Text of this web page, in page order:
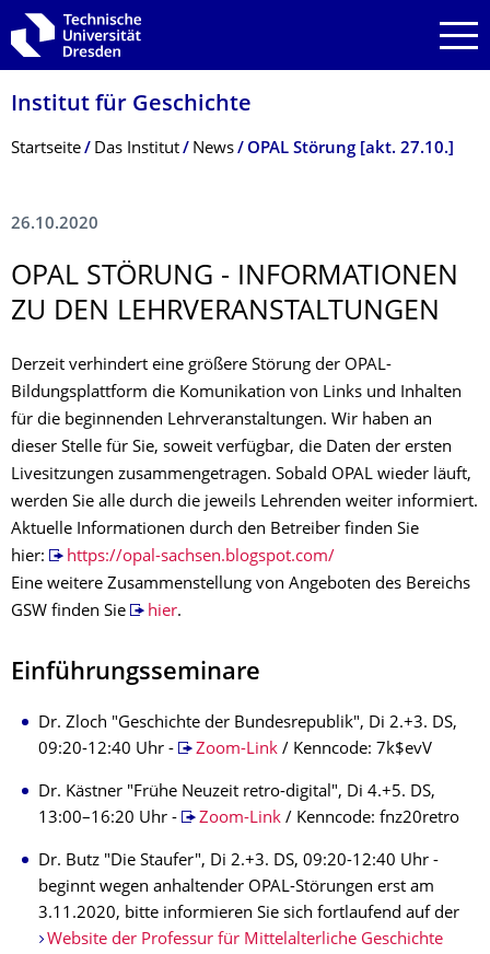
Zur Hauptnavigation springen
Zur Suche springen
Zum Inhalt springen
Institut für Geschichte
Breadcrumb-Menü
Startseite Das Institut News OPAL Störung [akt. 27.10.]
26.10.2020
OPAL STÖRUNG - INFORMATIONEN
ZU DEN LEHRVERANSTAL­TUNGEN
Derzeit verhindert eine größere Störung der OPAL-
Bildungsplattform die Komunikation von Links und Inhalten
für die beginnenden Lehrveranstaltungen. Wir haben an
dieser Stelle für Sie, soweit verfügbar, die Daten der ersten
Livesitzungen zusammengetragen. Sobald OPAL wieder läuft,
werden Sie alle durch die jeweils Lehrenden weiter informiert.
Aktuelle Informationen durch den Betreiber finden Sie
hier:
https://opal-sachsen.blogspot.com/
Eine weitere Zusammenstellung von Angeboten des Bereichs
GSW finden Sie
hier.
Einführungsseminare
Dr. Zloch "Geschichte der Bundesrepublik", Di 2.+3. DS,
09:20-12:40 Uhr -
Zoom-Link/ Kenncode: 7k$evV
Dr. Kästner "Frühe Neuzeit retro-digital", Di 4.+5. DS,
13:00–16:20 Uhr -
Zoom-Link/ Kenncode: fnz20retro
Dr. Butz "Die Staufer", Di 2.+3. DS, 09:20-12:40 Uhr -
beginnt wegen anhaltender OPAL-Störungen erst am
3.11.2020, bitte informieren Sie sich fortlaufend auf der
Website der Professur für Mittelalterliche Geschichte